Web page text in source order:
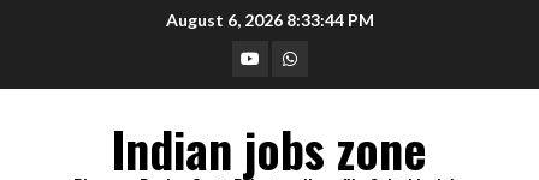
August 6, 2026 8:33:44 PM
YouTubeWhatsapp
Indian jobs zone